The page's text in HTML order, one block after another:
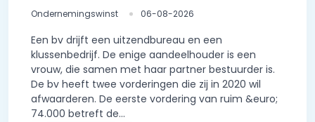
Ondernemingswinst 06-08-2026
Een bv drijft een uitzendbureau en een
klussenbedrijf. De enige aandeelhouder is een
vrouw, die samen met haar partner bestuurder is.
De bv heeft twee vorderingen die zij in 2020 wil
afwaarderen. De eerste vordering van ruim &euro;
74.000 betreft de...